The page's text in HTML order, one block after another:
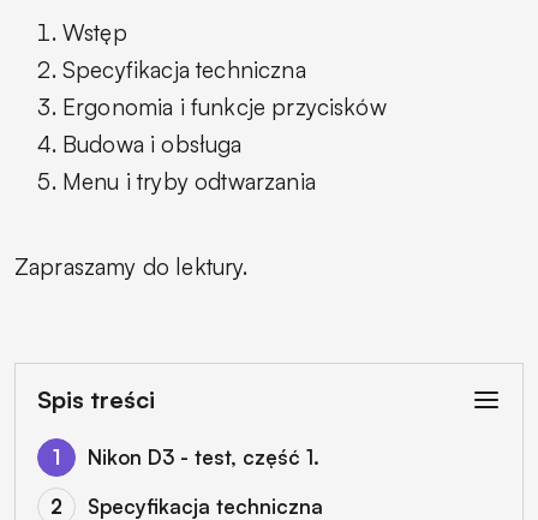
Wstęp
Specyfikacja techniczna
Ergonomia i funkcje przycisków
Budowa i obsługa
Menu i tryby odtwarzania
Zapraszamy do lektury.
Spis treści
Nikon D3 - test, część 1.
Specyfikacja techniczna